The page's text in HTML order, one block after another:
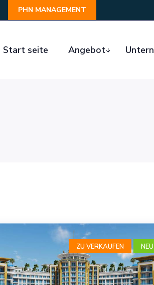
PHN MANAGEMENT
Start seite Angebot
ZU VERKAUFEN NEU